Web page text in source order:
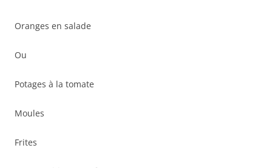
Oranges en salade
Ou
Potages à la tomate
Moules
Frites